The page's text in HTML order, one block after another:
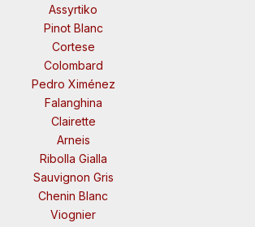
Assyrtiko
Pinot Blanc
Cortese
Colombard
Pedro Ximénez
Falanghina
Clairette
Arneis
Ribolla Gialla
Sauvignon Gris
Chenin Blanc
Viognier